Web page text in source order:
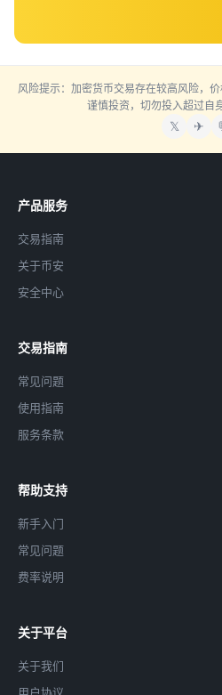
风险提示：加密货币交易存在较高风险，
谨慎投资，切勿投入超过自
𝕏 ✈
产品服务
交易指南
关于币安
安全中心
交易指南
常见问题
使用指南
服务条款
帮助支持
新手入门
常见问题
费率说明
关于平台
关于我们